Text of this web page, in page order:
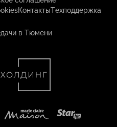
КонтактыТехподдержка
в Тюмени